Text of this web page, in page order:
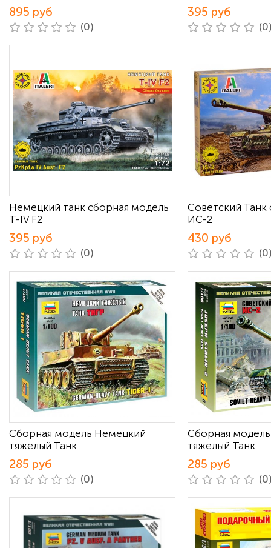
895 руб
(0)
395 руб
Немецкий танк сборная модель
Т-IV F2
395 руб
(0)
Советский
ИС-2
430 руб
Сборная модель Немецкий
тяжелый Танк
285 руб
(0)
Сборная
тяжелый Танк
285 руб